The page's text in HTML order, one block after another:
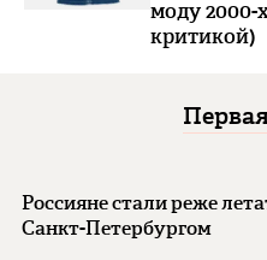
моду 2000-
критикой)
Россияне стали реже
Санкт-Петербургом